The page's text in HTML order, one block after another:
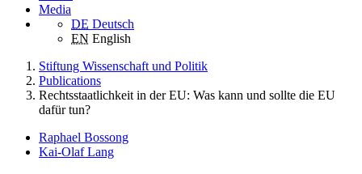
Media
DE Deutsch
EN English
Stiftung Wissenschaft und Politik
Publications
Rechtsstaatlichkeit in der EU: Was kann und sollte die EU
dafür tun?
Raphael Bossong
Kai-Olaf Lang